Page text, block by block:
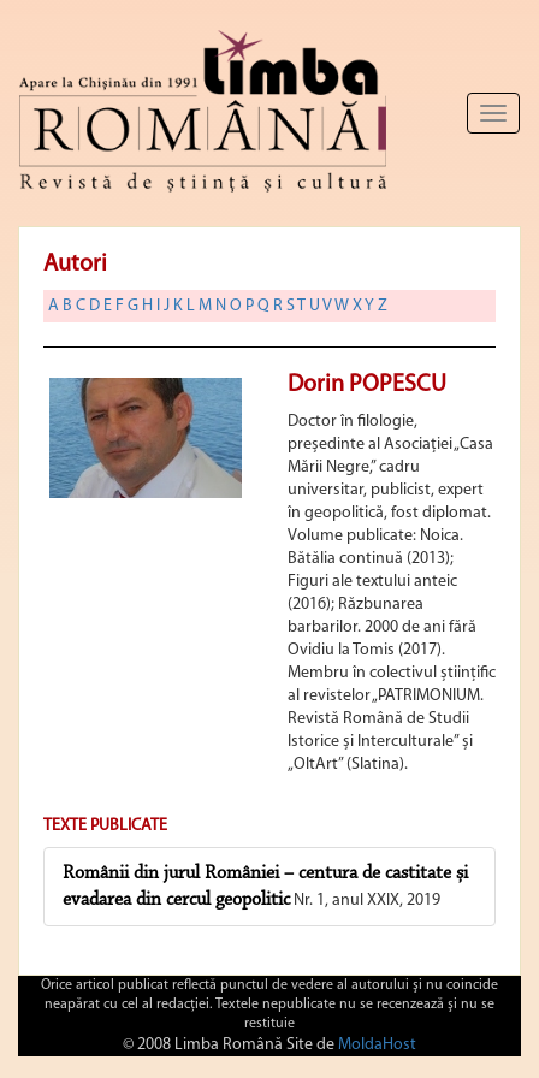
Toggle
Autori
A B C D E F G H I J K L M N O P Q R S T U VW X Y Z
Dorin POPESCU
Doctor în filologie,
președinte al Asociației „Casa
Mării Negre,” cadru
universitar, publicist, expert
în geopolitică, fost diplomat.
Volume publicate: Noica.
Bătălia continuă (2013);
Figuri ale textului anteic
(2016); Răzbunarea
barbarilor. 2000 de ani fără
Ovidiu la Tomis (2017).
Membru în colectivul științific
al revistelor „PATRIMONIUM.
Revistă Română de Studii
Istorice și Interculturale” și
„OltArt” (Slatina).
TEXTE PUBLICATE
Românii din jurul României – centura de castitate și
evadarea din cercul geopoliticNr. 1, anul XXIX, 2019
Orice articol publicat reflectă punctul de vedere al autorului şi nu coincide
neapărat cu cel al redacţiei. Textele nepublicate nu se recenzează şi nu se
restituie
© 2008 Limba Română Site de MoldaHost